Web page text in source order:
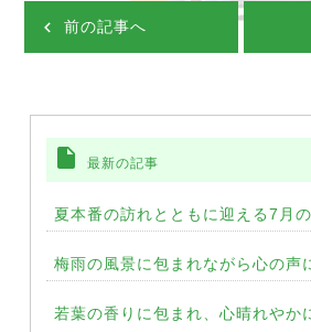
前の記事へ
insert_drive_file 最新の記事
夏本番の訪れとともに迎える7月
梅雨の風景に包まれながら心の声
若葉の香りに包まれ、心晴れやか